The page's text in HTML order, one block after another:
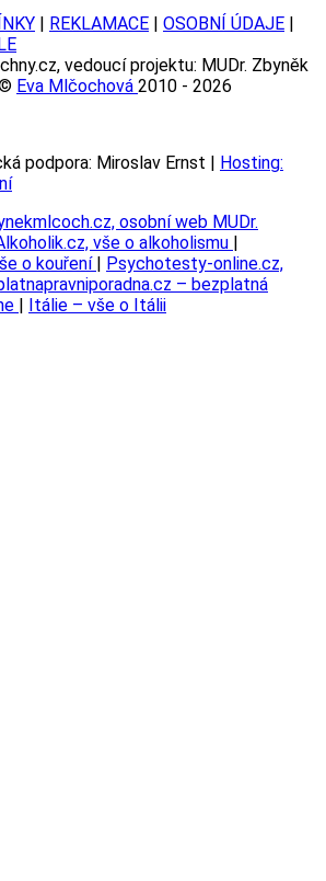
| REKLAMACE | OSOBNÍ ÚDAJE |
vedoucí projektu: MUDr. Zbyněk
Eva Mlčochová 2010 - 2026
podpora: Miroslav Ernst | Hosting:
osobní web MUDr.
vše o alkoholismu |
o kouření | Psychotesty-online.cz,
– bezplatná
| Itálie – vše o Itálii